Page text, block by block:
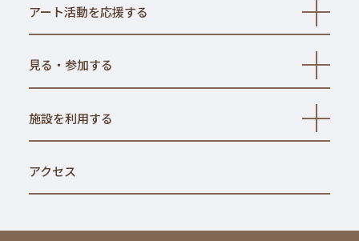
アート活動を応援する
開
く
見る・参加する
開
く
施設を利用する
開
く
アクセス